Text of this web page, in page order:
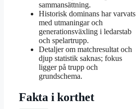
sammansättning.
Historisk dominans har varvats
med utmaningar och
generationsväxling i ledarstab
och spelartrupp.
Detaljer om matchresultat och
djup statistik saknas; fokus
ligger på trupp och
grundschema.
Fakta i korthet